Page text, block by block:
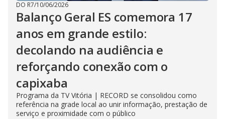
DO R7/10/06/2026
Balanço Geral ES comemora 17
anos em grande estilo:
decolando na audiência e
reforçando conexão com o
capixaba
Programa da TV Vitória | RECORD se consolidou como
referência na grade local ao unir informação, prestação de
serviço e proximidade com o público